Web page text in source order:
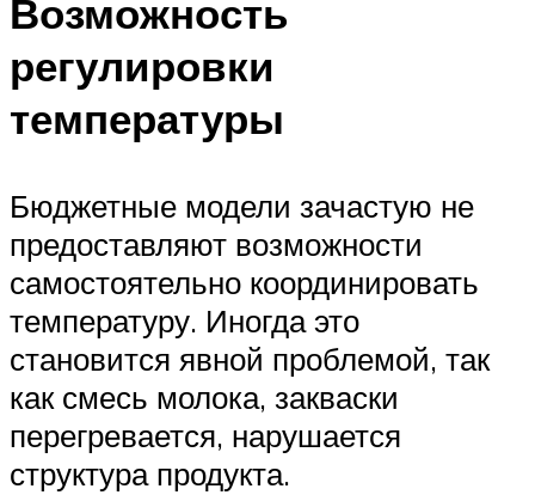
Возможность
регулировки
температуры
Бюджетные модели зачастую не
предоставляют возможности
самостоятельно координировать
температуру. Иногда это
становится явной проблемой, так
как смесь молока, закваски
перегревается, нарушается
структура продукта.